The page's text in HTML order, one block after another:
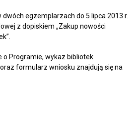
dwóch egzemplarzach do 5 lipca 2013 r.
z dopiskiem „Zakup nowości
o Programie, wykaz bibliotek
formularz wniosku znajdują się na